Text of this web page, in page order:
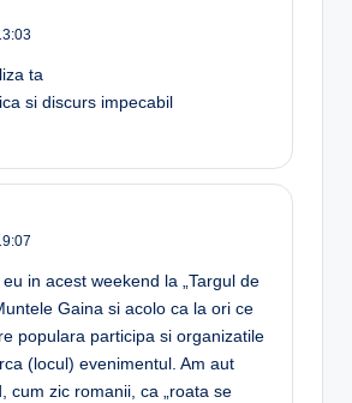
ta
si discurs impecabil
in acest weekend la „Targul de
Gaina si acolo ca la ori ce
populara participa si organizatile
(locul) evenimentul. Am aut
cum zic romanii, ca „roata se